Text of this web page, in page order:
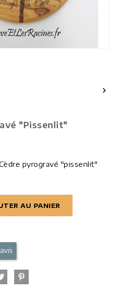

"pissenlit"
pyrogravé "pissenlit"
AU PANIER